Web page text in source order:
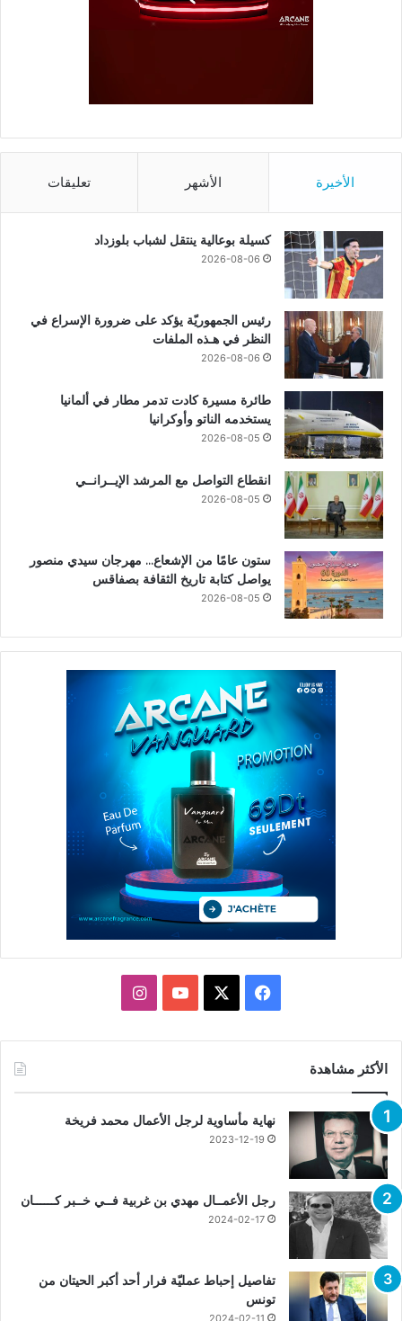
الأخيرة الأشهر تعليقات
كسيلة بوعالية ينتقل لشباب بلوزداد
2026-08-06
رئيس الجمهوريّة يؤكد على ضرورة الإسراع في
النظر في هـذه الملفات
2026-08-06
طائرة مسيرة كادت تدمر مطار في ألمانيا
يستخدمه الناتو وأوكرانيا
2026-08-05
انقطاع التواصل مع المرشد الإيــرانــي
2026-08-05
ستون عامًا من الإشعاع… مهرجان سيدي منصور
يواصل كتابة تاريخ الثقافة بصفاقس
2026-08-05
فيسبوك يوتيوبانستقرام
الأكثر مشاهدة
نهاية مأساوية لرجل الأعمال محمد فريخة
2023-12-19
رجل الأعمــال مهدي بن غربية فــي خــبر كــــــان
2024-02-17
تفاصيل إحباط عمليّة فرار أحد أكبر الحيتان من
تونس
2024-02-11